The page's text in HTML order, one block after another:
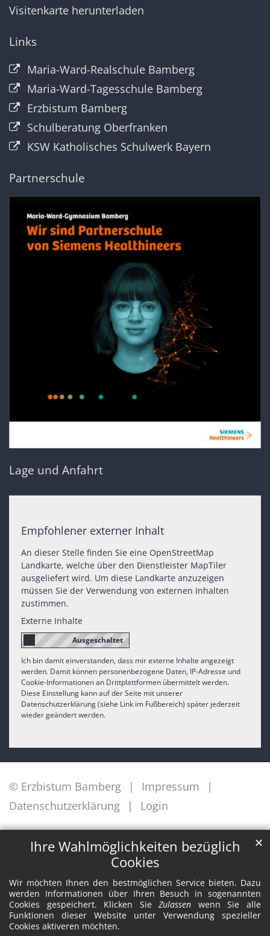
Ihre Wahlmöglichkeiten bezüglich
Cookies
Wir möchten Ihnen den bestmöglichen Service bieten. Dazu
werden Informationen über Ihren Besuch in sogenannten
Cookies gespeichert. Klicken SieZulassen wenn Sie alle
Funktionen dieser Website unter Verwendung spezieller
Cookies aktiveren möchten.
✕
Visitenkarte herunterladen
Links
Maria-Ward-Realschule Bamberg
Maria-Ward-Tagesschule Bamberg
Erzbistum Bamberg
Schulberatung Oberfranken
KSW Katholisches Schulwerk Bayern
Partnerschule
Lage und Anfahrt
Empfohlener externer Inhalt
An dieser Stelle finden Sie eine OpenStreetMap
Landkarte, welche über den Dienstleister MapTiler
ausgeliefert wird. Um diese Landkarte anzuzeigen
müssen Sie der Verwendung von externen Inhalten
zustimmen.
Externe Inhalte
Ich bin damit einverstanden, dass mir externe Inhalte angezeigt
werden. Damit können personenbezogene Daten, IP-Adresse und
Cookie-Informationen an Drittplattformen übermittelt werden.
Diese Einstellung kann auf der Seite mit unserer
Datenschutzerklärung (siehe Link im Fußbereich) später jederzeit
wieder geändert werden.
© Erzbistum Bamberg
Impressum
Datenschutzerklärung
Login